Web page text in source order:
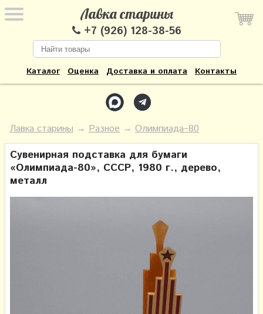
Лавка старины
+7 (926) 128-38-56
Каталог Оценка Доставка и оплата Контакты
Лавка старины → Разное → Олимпиада–80
Сувенирная подставка для бумаги
«Олимпиада-80»​, СССР, 1980 г., дерево,
металл